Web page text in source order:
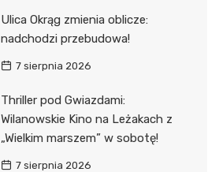
Ulica Okrąg zmienia oblicze:
nadchodzi przebudowa!
7 sierpnia 2026
Thriller pod Gwiazdami:
Wilanowskie Kino na Leżakach z
„Wielkim marszem” w sobotę!
7 sierpnia 2026